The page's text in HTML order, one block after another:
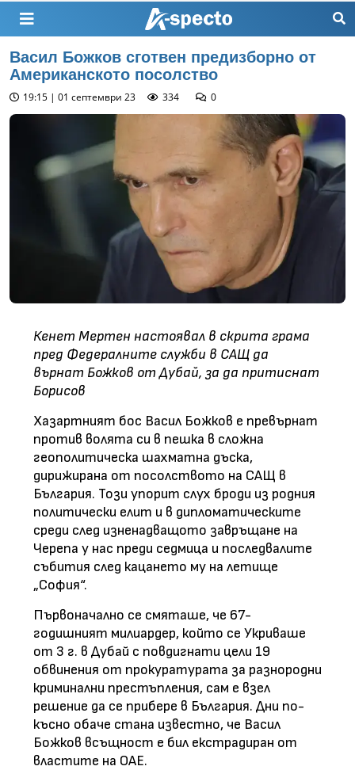
Васил Божков сготвен предизборно от
Американското посолство
19:15 | 01 септември 23 334 0
Кенет Мертен настоявал в скрита грама
пред Федералните служби в САЩ да
върнат Божков от Дубай, за да притиснат
Борисов
Хазартният бос Васил Божков е превърнат
против волята си в пешка в сложна
геополитическа шахматна дъска,
дирижирана от посолството на САЩ в
България. Този упорит слух броди из родния
политически елит и в дипломатическите
среди след изненадващото завръщане на
Черепа у нас преди седмица и последвалите
събития след кацането му на летище
„София“.
Първоначално се смяташе, че 67-
годишният милиардер, който се Укриваше
от 3 г. в Дубай с повдигнати цели 19
обвинения от прокуратурата за разнородни
криминални престъпления, сам е взел
решение да се прибере в България. Дни по-
късно обаче стана известно, че Васил
Божков всъщност е бил екстрадиран от
властите на ОАЕ.